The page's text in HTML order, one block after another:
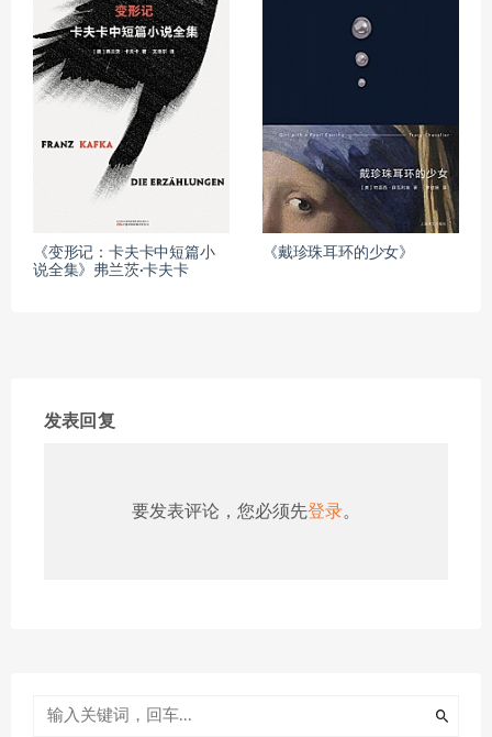
《变形记：卡夫卡中短篇小
说全集》弗兰茨·卡夫卡
《戴珍珠耳环的少女》
发表回复
要发表评论，您必须先登录。